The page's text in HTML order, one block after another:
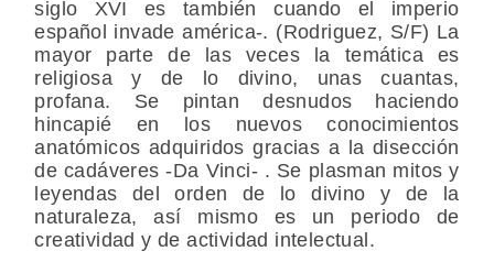
siglo XVI es también cuando el imperio
español invade américa-. (Rodriguez, S/F) La
mayor parte de las veces la temática es
religiosa y de lo divino, unas cuantas,
profana. Se pintan desnudos haciendo
hincapié en los nuevos conocimientos
anatómicos adquiridos gracias a la disección
de cadáveres -Da Vinci- . Se plasman mitos y
leyendas del orden de lo divino y de la
naturaleza, así mismo es un periodo de
creatividad y de actividad intelectual.